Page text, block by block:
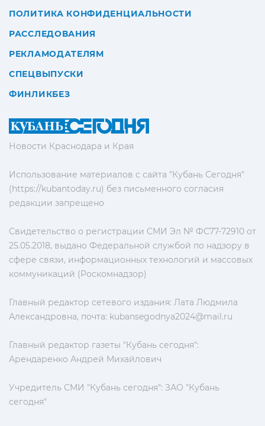
Новости Краснодара и Края
Использование материалов с сайта "Кубань Сегодня"
(https://kubantoday.ru) без письменного согласия
редакции запрещено
Свидетельство о регистрации СМИ Эл № ФС77-72910 от
25.05.2018, выдано Федеральной службой по надзору в
сфере связи, информационных технологий и массовых
коммуникаций (Роскомнадзор)
Главный редактор сетевого издания: Лата Людмила
Александровна, почта: kubansegodnya2024@mail.ru
Главный редактор газеты "Кубань сегодня":
Арендаренко Андрей Михайлович
Учредитель СМИ "Кубань сегодня": ЗАО "Кубань
сегодня"
ПОЛИТИКА КОНФИДЕНЦИАЛЬНОСТИ
РАССЛЕДОВАНИЯ
РЕКЛАМОДАТЕЛЯМ
СПЕЦВЫПУСКИ
ФИНЛИКБЕЗ